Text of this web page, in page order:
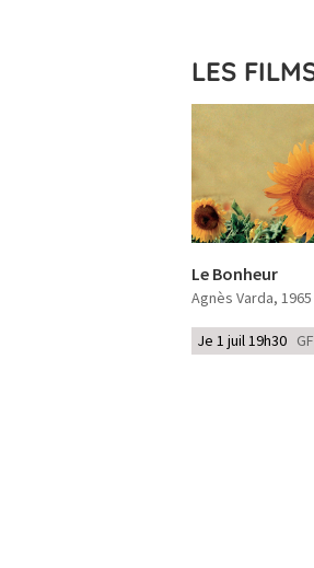
LES
Le Bonheur
Agnès Varda, 1965
Je 1 juil 19h30 GF